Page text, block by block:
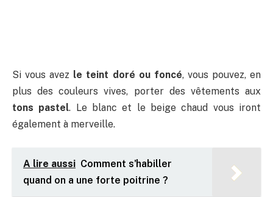
Si vous avez le teint doré ou foncé, vous pouvez, en
plus des couleurs vives, porter des vêtements aux
tons pastel. Le blanc et le beige chaud vous iront
également à merveille.
A lire aussi Comment s'habiller
quand on a une forte poitrine ?